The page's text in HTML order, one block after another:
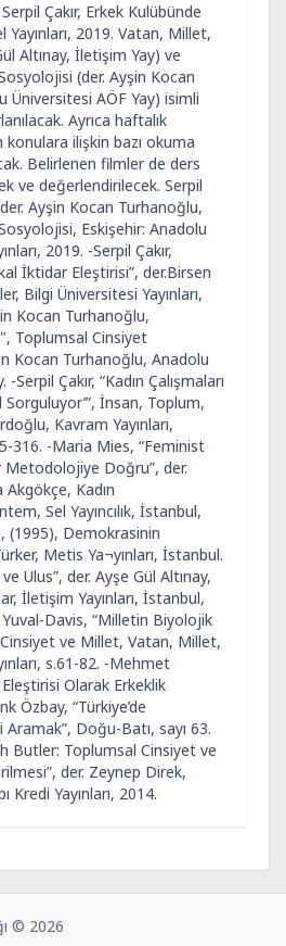
Çakır, Erkek Kulübünde
2019. Vatan, Millet,
Altınay, İletişim Yay) ve
(der. Ayşin Kocan
Üniversitesi AÖF Yay) isimli
Ayrıca haftalık
ilişkin bazı okuma
Belirlenen filmler de ders
ve değerlendirilecek. Serpil
der. Ayşin Kocan Turhanoğlu,
Eskişehir: Anadolu
2019. -Serpil Çakır,
İktidar Eleştirisi”, der.Birsen
Bilgi Üniversitesi Yayınları,
Kocan Turhanoğlu,
Toplumsal Cinsiyet
Kocan Turhanoğlu, Anadolu
Serpil Çakır, “Kadın Çalışmaları
İnsan, Toplum,
Kavram Yayınları,
316. -Maria Mies, “Feminist
Metodolojiye Doğru”, der.
Akgökçe, Kadın
Sel Yayıncılık, İstanbul,
(1995), Demokrasinin
Metis Ya¬yınları, İstanbul.
Ulus”, der. Ayşe Gül Altınay,
İletişim Yayınları, İstanbul,
Davis, “Milletin Biyolojik
ve Millet, Vatan, Millet,
s.61-82. -Mehmet
Olarak Erkeklik
Özbay, “Türkiye’de
Doğu-Batı, sayı 63.
Butler: Toplumsal Cinsiyet ve
der. Zeynep Direk,
Kredi Yayınları, 2014.
© 2026